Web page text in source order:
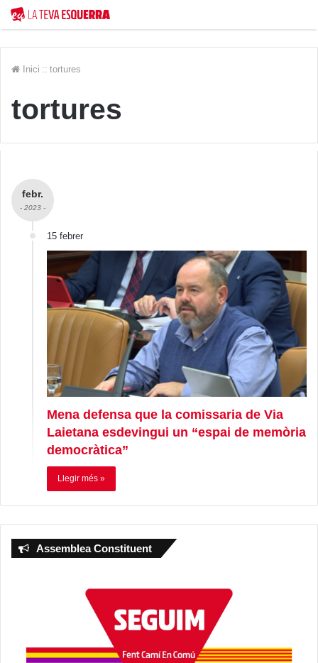
Inici :: tortures
tortures
febr.
- 2023 -
15 febrer
Mena defensa que la comissaria de Via
Laietana esdevingui un “espai de memòria
democràtica”
Llegir més »
Assemblea Constituent